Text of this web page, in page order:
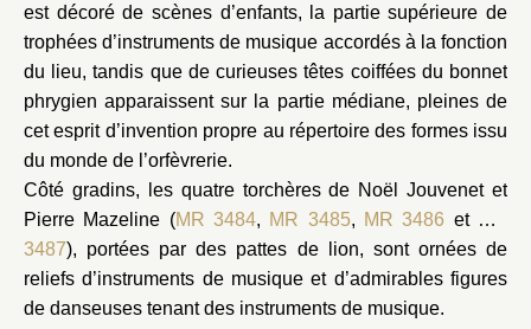
est décoré de scènes d’enfants, la partie supérieure de
trophées d’instruments de musique accordés à la fonction
du lieu, tandis que de curieuses têtes coiffées du bonnet
phrygien apparaissent sur la partie médiane, pleines de
cet esprit d’invention propre au répertoire des formes issu
du monde de l’orfèvrerie.
Côté gradins, les quatre torchères de Noël Jouvenet et
Pierre Mazeline (MR 3484, MR 3485, MR 3486 et MR
3487), portées par des pattes de lion, sont ornées de
reliefs d’instruments de musique et d’admirables figures
de danseuses tenant des instruments de musique.